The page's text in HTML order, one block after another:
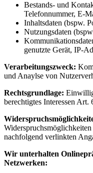
Bestands- und
Telefonnummer, E-
Inhaltsdaten (bspw.
Nutzungsdaten
genutzte Gerät, IP-
Verarbeitungszweck:
und Anaylse von
Rechtsgrundlage:
berechtigtes Interessen
nachfolgend verlinkten
Wir unterhalten
Netzwerken: